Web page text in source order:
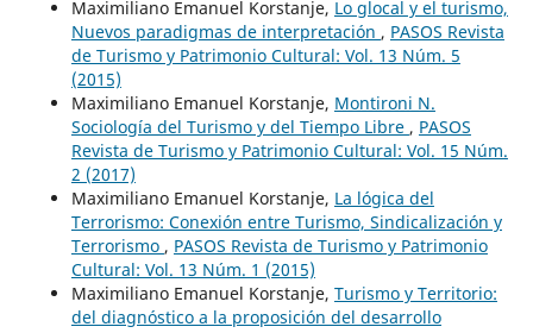
Maximiliano Emanuel Korstanje, Lo glocal y el turismo,
Nuevos paradigmas de interpretación , PASOS Revista
de Turismo y Patrimonio Cultural: Vol. 13 Núm. 5
(2015)
Maximiliano Emanuel Korstanje, Montironi N.
Sociología del Turismo y del Tiempo Libre , PASOS
Revista de Turismo y Patrimonio Cultural: Vol. 15 Núm.
2 (2017)
Maximiliano Emanuel Korstanje, La lógica del
Terrorismo: Conexión entre Turismo, Sindicalización y
Terrorismo , PASOS Revista de Turismo y Patrimonio
Cultural: Vol. 13 Núm. 1 (2015)
Maximiliano Emanuel Korstanje, Turismo y Territorio:
del diagnóstico a la proposición del desarrollo